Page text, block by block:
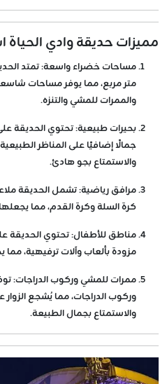
مميزات حديقة وادي
مساحات خضراء واسعة: تمتد
متر مربع، مما يوفر مساحات
والممرات للمشي والتنزه.
بحيرات طبيعية: تحتوي الحديقة
جمالًا إضافيًا على المناظر
والاستمتاع بجو هادئ.
مرافق رياضية: تشمل الحديقة
كرة السلة وكرة القدم، مما
مناطق للأطفال: تحتوي
مزودة بألعاب وآلات ترفيهية، مما
ممرات للمشي وركوب الدراجات:
وركوب الدراجات، مما يُشجع
والاستمتاع بجمال الطبيعة.